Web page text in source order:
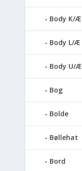
Body K/Æ
Body L/Æ
Body U/Æ
Bog
Bolde
Bøllehat
Bord